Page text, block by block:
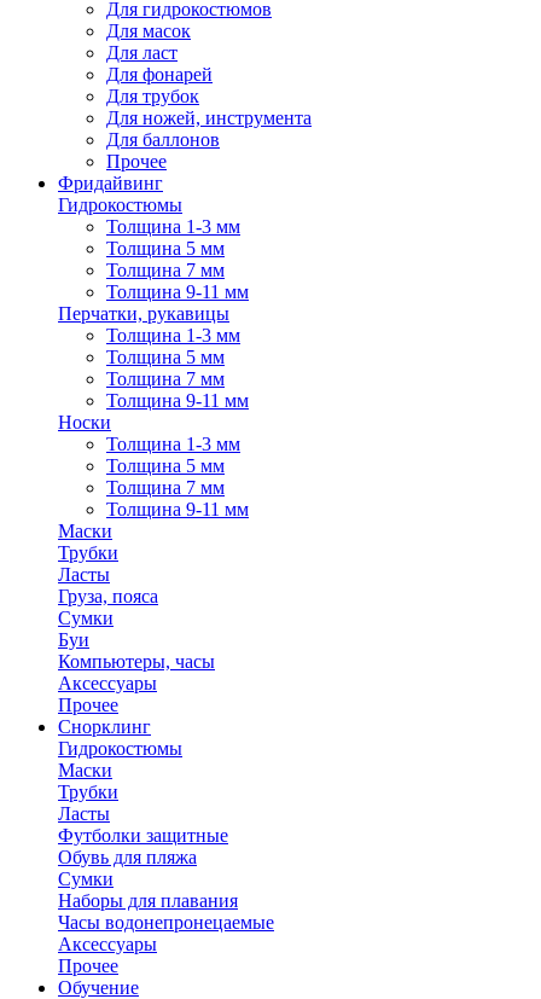
Для гидрокостюмов
Для масок
Для ласт
Для фонарей
Для трубок
Для ножей, инструмента
Для баллонов
Прочее
Фридайвинг
Гидрокостюмы
Толщина 1-3 мм
Толщина 5 мм
Толщина 7 мм
Толщина 9-11 мм
Перчатки, рукавицы
Толщина 1-3 мм
Толщина 5 мм
Толщина 7 мм
Толщина 9-11 мм
Носки
Толщина 1-3 мм
Толщина 5 мм
Толщина 7 мм
Толщина 9-11 мм
Маски
Трубки
Ласты
Груза, пояса
Сумки
Буи
Компьютеры, часы
Аксессуары
Прочее
Снорклинг
Гидрокостюмы
Маски
Трубки
Ласты
Футболки защитные
Обувь для пляжа
Сумки
Наборы для плавания
Часы водонепронецаемые
Аксессуары
Прочее
Обучение